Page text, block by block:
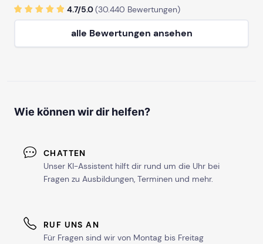
4.7/5.0(30.440 Bewertungen)
alle Bewertungen ansehen
Wie können wir dir helfen?
CHATTEN
Unser KI-Assistent hilft dir rund um die Uhr bei
Fragen zu Ausbildungen, Terminen und mehr.
RUF UNS AN
Für Fragen sind wir von Montag bis Freitag